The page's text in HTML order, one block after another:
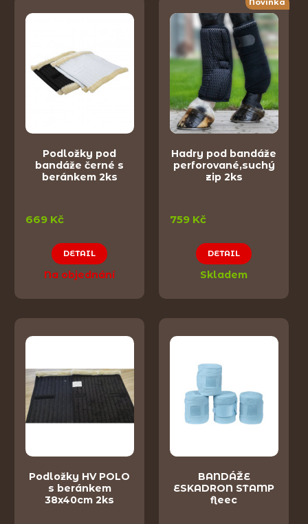
Podložky pod
bandáže černé s
beránkem 2ks
669 Kč
DETAIL
Na objednání
Novinka
Hadry pod bandáže
perforované,suchý
zip 2ks
759 Kč
DETAIL
Skladem
Podložky HV POLO
s beránkem
38x40cm 2ks
BANDÁŽE
ESKADRON STAMP
fleec